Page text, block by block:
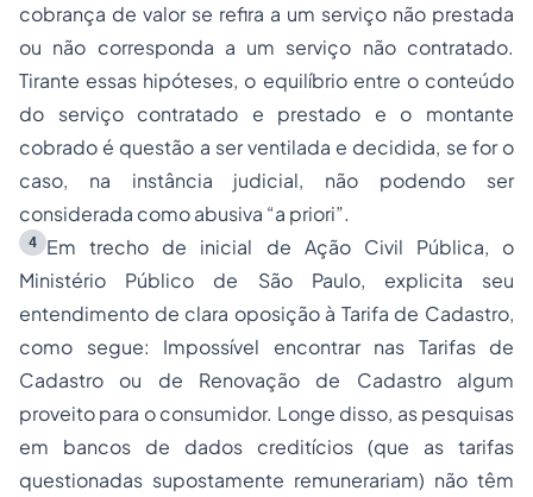
cobrança de valor se refira a um serviço não prestada
ou não corresponda a um serviço não contratado.
Tirante essas hipóteses, o equilíbrio entre o conteúdo
do serviço contratado e prestado e o montante
cobrado é questão a ser ventilada e decidida, se for o
caso, na instância judicial, não podendo ser
considerada como abusiva “a priori”.
4
Em trecho de inicial de Ação Civil Pública, o
Ministério Público de São Paulo, explicita seu
entendimento de clara oposição à Tarifa de Cadastro,
como segue: Impossível encontrar nas Tarifas de
Cadastro ou de Renovação de Cadastro algum
proveito para o consumidor. Longe disso, as pesquisas
em bancos de dados creditícios (que as tarifas
questionadas supostamente remunerariam) não têm